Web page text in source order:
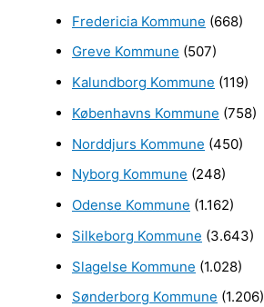
Fredericia Kommune (668)
Greve Kommune (507)
Kalundborg Kommune (119)
Københavns Kommune (758)
Norddjurs Kommune (450)
Nyborg Kommune (248)
Odense Kommune (1.162)
Silkeborg Kommune (3.643)
Slagelse Kommune (1.028)
Sønderborg Kommune (1.206)